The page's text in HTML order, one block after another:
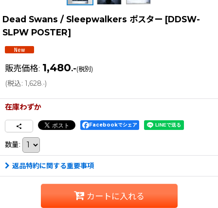
Dead Swans / Sleepwalkers ポスター [DDSW-
SLPW POSTER]
販売価格: 1,480.-(税別)
(税込: 1,628.-)
在庫わずか
Facebookでシェア
数量:
返品特約に関する重要事項
カートに入れる